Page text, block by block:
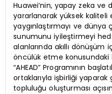
Huawei’nin, yapay zeka
yararlanarak yüksek kaliteli
yaygınlaştırmayı ve dünya
sunumunu iyileştirmeyi
alanlarında akıllı
öncülük etme konusundaki
“AHEAD” Programının
ortaklarıyla işbirliği
topluluğu oluşturması